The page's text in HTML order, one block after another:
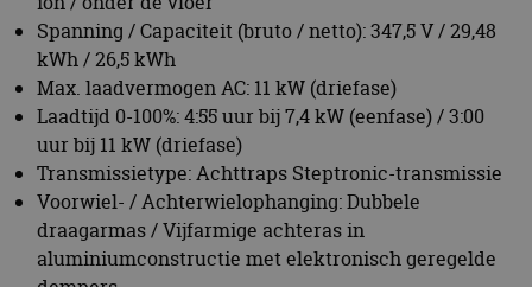
aluminiumconstructie met elektronisch geregelde
dempers
Remmen voor / achter: Vaste remklauw met 4
zuigers / Zwevende remklauw met 1 zuiger (beide
geventileerd)
Banden voor / achter: 255/50 R21 109Y XL / 285/45
R21 113Y XL
Wielen voor / achter: 9J x 21 lichtmetaal / 10J x 21
lichtmetaal
Acceleratie 0-100 km/u: 5,0 s